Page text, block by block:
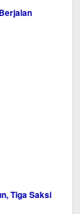
Tiga Saksi